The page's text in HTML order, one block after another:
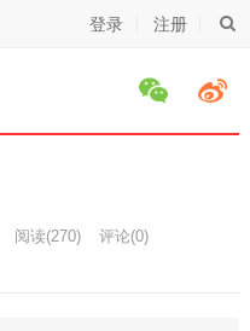
登录 注册
阅读(270) 评论(0)